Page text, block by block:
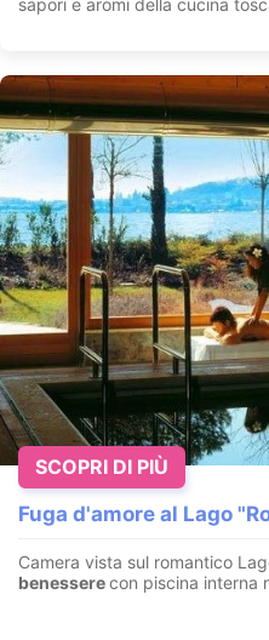
sapori e aromi della cucina
Fuga d'amore al Lago
Camera vista sul romantico
benesserecon piscina interna
SCOPRI DI PIÙ